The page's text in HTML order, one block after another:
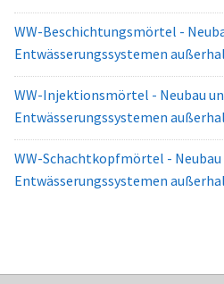
WW-Beschichtungsmörtel -
Entwässerungssystemen
WW-Injektionsmörtel - Neubau
Entwässerungssystemen
WW-Schachtkopfmörtel - Neubau
Entwässerungssystemen